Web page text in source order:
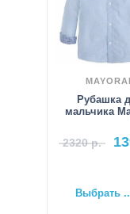
MAYORAL
Рубашка
мальчика
2320р.
Выбрать